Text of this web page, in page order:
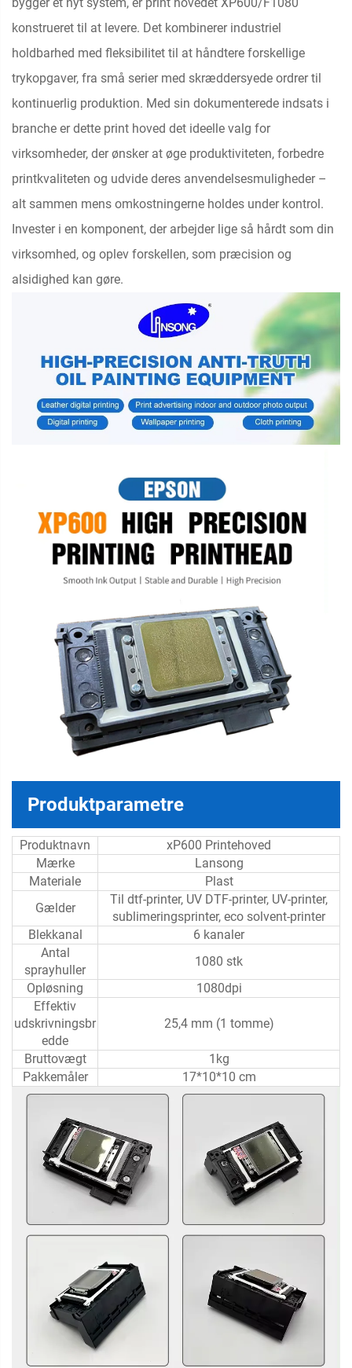
konstrueret til at levere. Det kombinerer industriel
holdbarhed med fleksibilitet til at håndtere forskellige
trykopgaver, fra små serier med skræddersyede ordrer til
kontinuerlig produktion. Med sin dokumenterede indsats i
branche er dette print hoved det ideelle valg for
virksomheder, der ønsker at øge produktiviteten, forbedre
printkvaliteten og udvide deres anvendelsesmuligheder –
alt sammen mens omkostningerne holdes under kontrol.
Invester i en komponent, der arbejder lige så hårdt som din
virksomhed, og oplev forskellen, som præcision og
alsidighed kan gøre.
Produktparametre
Produktnavn
xP600 Printehoved
Mærke
Lansong
Materiale
Plast
Gælder
Til dtf-printer, UV DTF-printer, UV-printer,
sublimeringsprinter, eco solvent-printer
Blekkanal
6 kanaler
Antal
sprayhuller
1080 stk
Opløsning
1080dpi
Effektiv
udskrivningsbr
edde
25,4 mm (1 tomme)
Bruttovægt
1kg
Pakkemåler
17*10*10 cm